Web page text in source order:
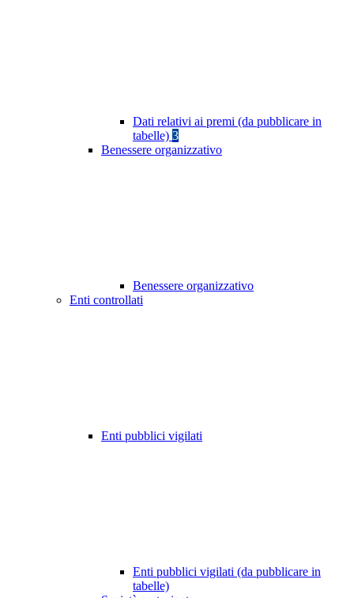
Dati relativi ai premi (da pubblicare in
tabelle) 3
Benessere organizzativo
Benessere organizzativo
Enti controllati
Enti pubblici vigilati
Enti pubblici vigilati (da pubblicare in
tabelle)